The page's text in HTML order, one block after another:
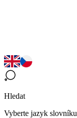
Hledat
Vyberte jazyk slovníku